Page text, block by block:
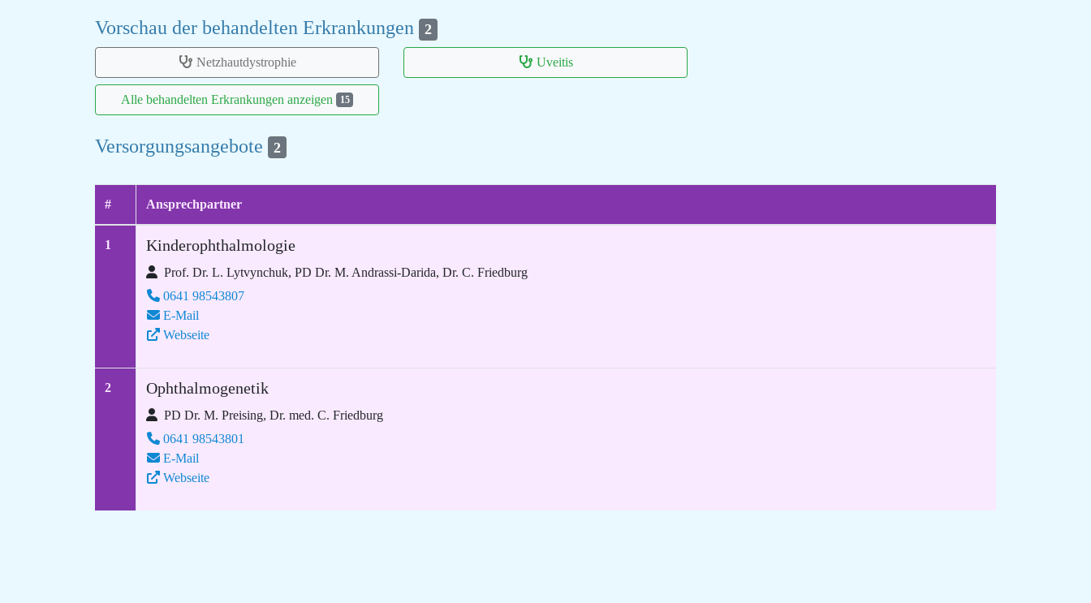
Vorschau der behandelten Erkrankungen 2
Netzhautdystrophie Uveitis
Alle behandelten Erkrankungen anzeigen 15
Versorgungsangebote 2
# Ansprechpartner
1 Kinderophthalmologie
Prof. Dr. L. Lytvynchuk, PD Dr. M. Andrassi-Darida, Dr. C. Friedburg
0641 98543807
E-Mail
Webseite
2 Ophthalmogenetik
PD Dr. M. Preising, Dr. med. C. Friedburg
0641 98543801
E-Mail
Webseite